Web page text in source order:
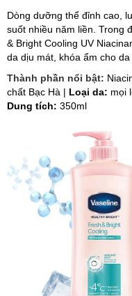
Dòng dưỡng thể đỉnh cao,
suốt nhiều năm liền. Trong
& Bright Cooling UV
da dịu mát, khóa ẩm cho
Thành phần nổi bật:
chất Bạc Hà | Loại da: mọi
Dung tích: 350ml